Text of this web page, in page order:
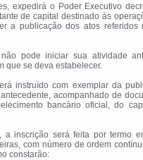
expedirá o Poder Executivo
de capital destinado às
a publicação dos atos referidos
pode iniciar sua atividade
que se deva estabelecer.
instruído com exemplar da
acompanhado de
bancário oficial, do
a inscrição será feita por termo
com número de ordem
constarão: